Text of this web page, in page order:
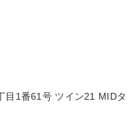
目1番61号 ツイン21 MIDタ